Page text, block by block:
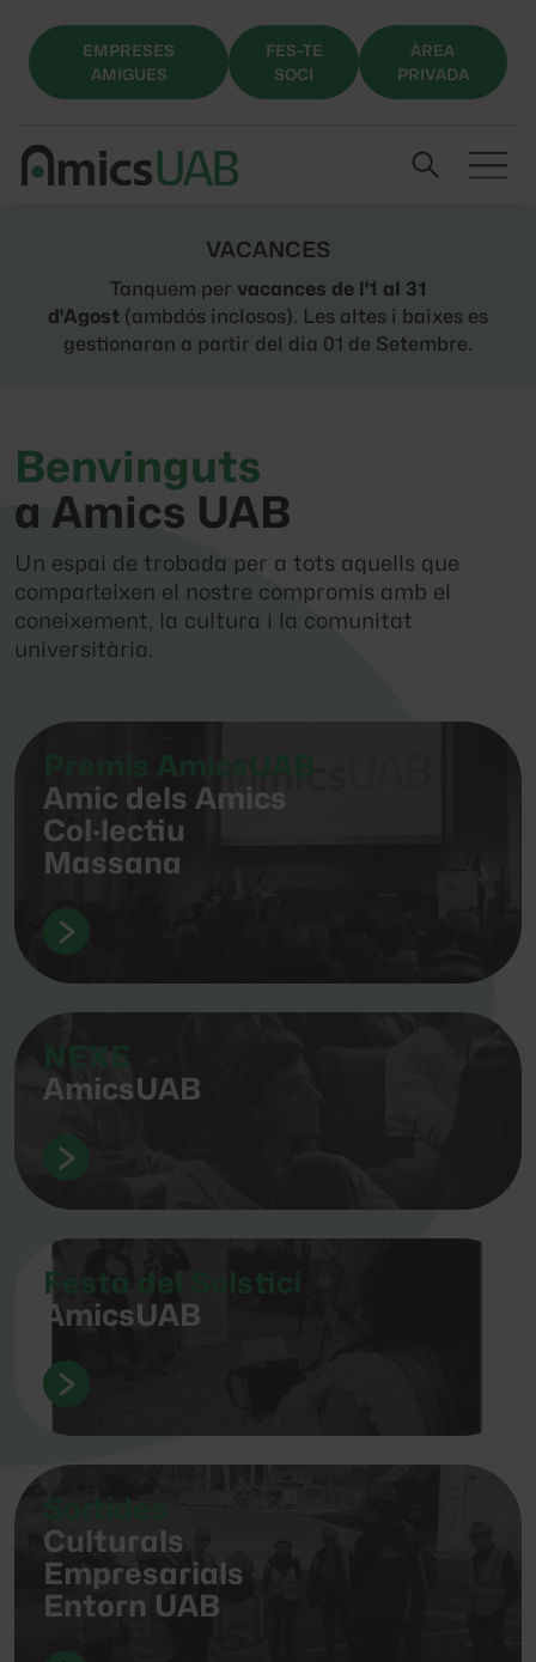
EMPRESES
AMIGUES
FES-TE
SOCI
ÀREA
PRIVADA
VACANCES
Tanquem per vacances de l'1 al 31
d'Agost (ambdós inclosos). Les altes i baixes es
gestionaran a partir del dia 01 de Setembre.
Benvinguts
a Amics UAB
Un espai de trobada per a tots aquells que
comparteixen el nostre compromís amb el
coneixement, la cultura i la comunitat
universitària.
Amic dels Amics
Col·lectiu
Massana
AmicsUAB
Festa del Solstici
AmicsUAB
Sortides
Culturals
Empresarials
Entorn UAB